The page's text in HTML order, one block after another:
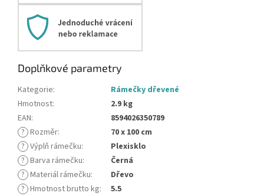
Doplňkové parametry
Kategorie:
Rámečky dřevené
Hmotnost:
2.9 kg
EAN:
8594026350789
? Rozměr:
70 x 100 cm
? Výplň rámečku:
Plexisklo
? Barva rámečku:
Černá
? Materiál rámečku:
Dřevo
? Hmotnost brutto kg:
5.5